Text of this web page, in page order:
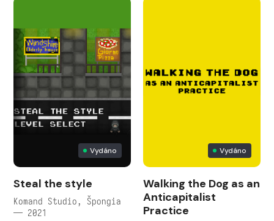
Vydáno
Steal the style
Komand Studio, Špongia
— 2021
Vydáno
Walking the Dog as an
Anticapitalist
Practice